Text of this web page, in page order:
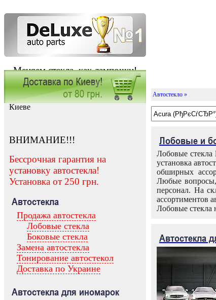
Меняем стекла, как лампочки!
Заказать установку автостекла в
Киеве
ВНИМАНИЕ!!!
Бессрочная гарантия на
установку автостекла!
Установка от 250 грн.
Автостекла
Продажа автостекла
Лобовые стекла
Боковые стекла
Замена автостекла
Тонирование автостекол
Доставка по Украине
Автостекла для иномарок
Автостекло »
Лобовые и
Лобовые стекла
установка
обширных
Любые
персонал. На
ассортиментов
Лобовые стекла
Автостекла